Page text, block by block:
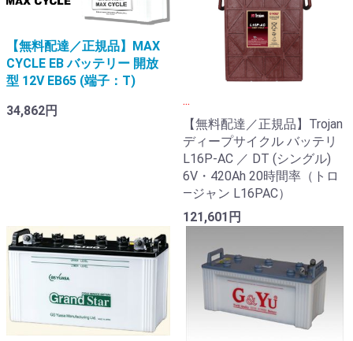
【無料配達／正規品】MAX
CYCLE EB バッテリー 開放
型 12V EB65 (端子：T)
34,862円
...
【無料配達／正規品】Trojan
ディープサイクル バッテリ
L16P-AC ／ DT (シングル)
6V・420Ah 20時間率（トロ
―ジャン L16PAC）
121,601円